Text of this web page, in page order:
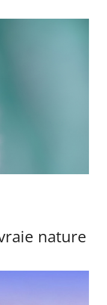
nature